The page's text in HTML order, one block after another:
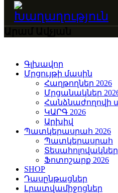
Գլխավոր
Մրցույթի մասին
Հաղթողներ 2026
Մրցանակներ
Հանձնաժողովի
ԿԱՐԳ 2026
Արխիվ
Պատկերասրահ 2026
Պատկերասրահ
Տեսահոլովակներ
Ֆոտոշարք 2026
SHOP
Դասընթացներ
Լրատվամիջոցներ